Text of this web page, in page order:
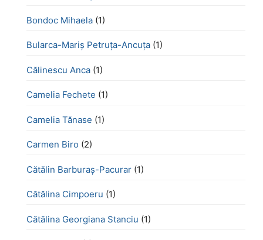
Bondoc Mihaela (1)
Bularca-Mariș Petruța-Ancuța (1)
Călinescu Anca (1)
Camelia Fechete (1)
Camelia Tănase (1)
Carmen Biro (2)
Cătălin Barburaș-Pacurar (1)
Cătălina Cimpoeru (1)
Cătălina Georgiana Stanciu (1)